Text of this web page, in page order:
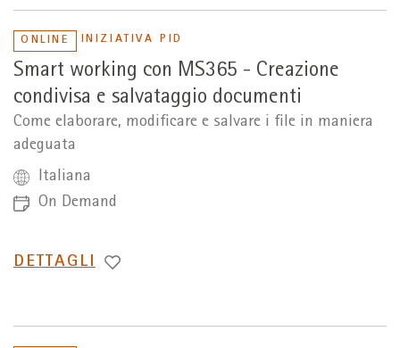
ONLINE INIZIATIVA PID
Smart working con MS365 - Creazione
condivisa e salvataggio documenti
Come elaborare, modificare e salvare i file in maniera
adeguata
Italiana
On Demand
PASSA
DETTAGLI